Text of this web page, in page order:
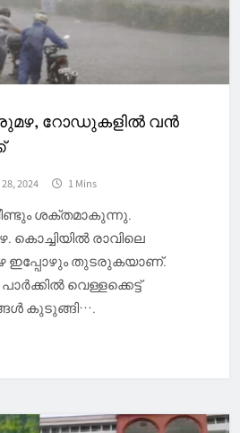
റോഡുകളിൽ വൻ
2024 1 Mins
ശക്തമാകുന്നു.
കൊച്ചിയിൽ രാവിലെ
ഇപ്പോഴും തുടരുകയാണ്.
വെള്ളക്കെട്ട്
കുടുങ്ങി….